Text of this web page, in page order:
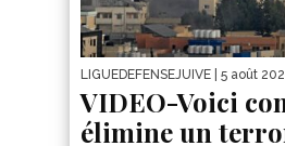
LIGUEDEFENSEJUIVE | 5 août
VIDEO-Voici
élimine un